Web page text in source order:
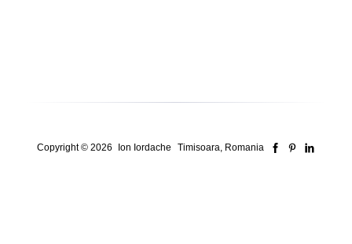
Copyright © 2026 Ion Iordache Timisoara, Romania